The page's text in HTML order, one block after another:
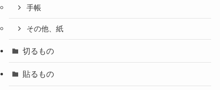
手帳
その他、紙
切るもの
貼るもの